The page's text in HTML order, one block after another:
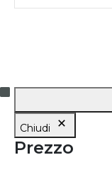
Chiudi
Prezzo